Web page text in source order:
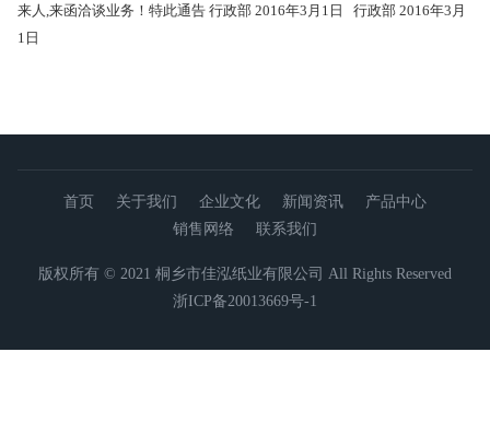
来人,来函洽谈业务！特此通告 行政部 2016年3月1日
行政部 2016年3月
1日
首页 关于我们 企业文化 新闻资讯
产品中心
销售网络
联系我们
版权所有 © 2021 桐乡市佳泓纸业有限公司 All Rights Reserved
浙ICP备20013669号-1